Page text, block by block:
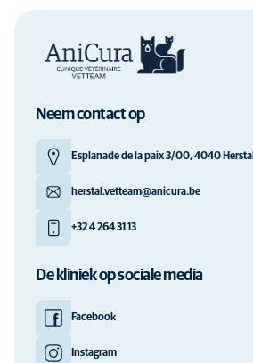
Neem contact op
Esplanade de la paix 3/00, 4040 Herstal
herstal.vetteam@anicura.be
+32 4 264 31 13
De kliniek op sociale media
Facebook
Instagram